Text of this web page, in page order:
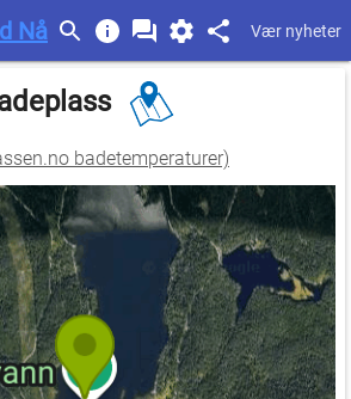
Nå Vær nyheter
badetemperaturer)